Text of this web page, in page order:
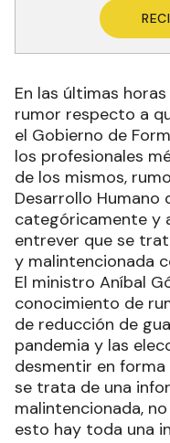
En las últimas
rumor respecto a
el Gobierno de
los profesionales
de los mismos,
Desarrollo Humano
categóricamente y
entrever que se
y malintencionada
El ministro Aníbal
conocimiento de
de reducción de
pandemia y las
desmentir en
se trata de una
malintencionada,
esto hay toda una